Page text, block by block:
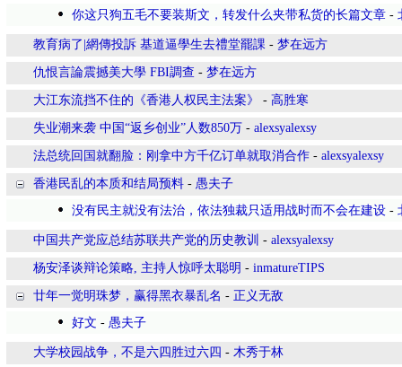
你这只狗五毛不要装斯文，转发什么夹带私货的长篇文章 -
教育病了|網傳投訴 基道逼學生去禮堂罷課 - 梦在远方
仇恨言論震撼美大學 FBI調查 - 梦在远方
大江东流挡不住的《香港人权民主法案》 - 高胜寒
失业潮来袭 中国“返乡创业”人数850万 - alexsyalexsy
法总统回国就翻脸：刚拿中方千亿订单就取消合作 - alexsyalexsy
香港民乱的本质和结局预料 - 愚夫子
没有民主就没有法治，依法独裁只适用战时而不会在建设 -
中国共产党应总结苏联共产党的历史教训 - alexsyalexsy
杨安泽谈辩论策略, 主持人惊呼太聪明 - inmatureTIPS
廿年一觉明珠梦，赢得黑衣暴乱名 - 正义无敌
好文 - 愚夫子
大学校园战争，不是六四胜过六四 - 木秀于林